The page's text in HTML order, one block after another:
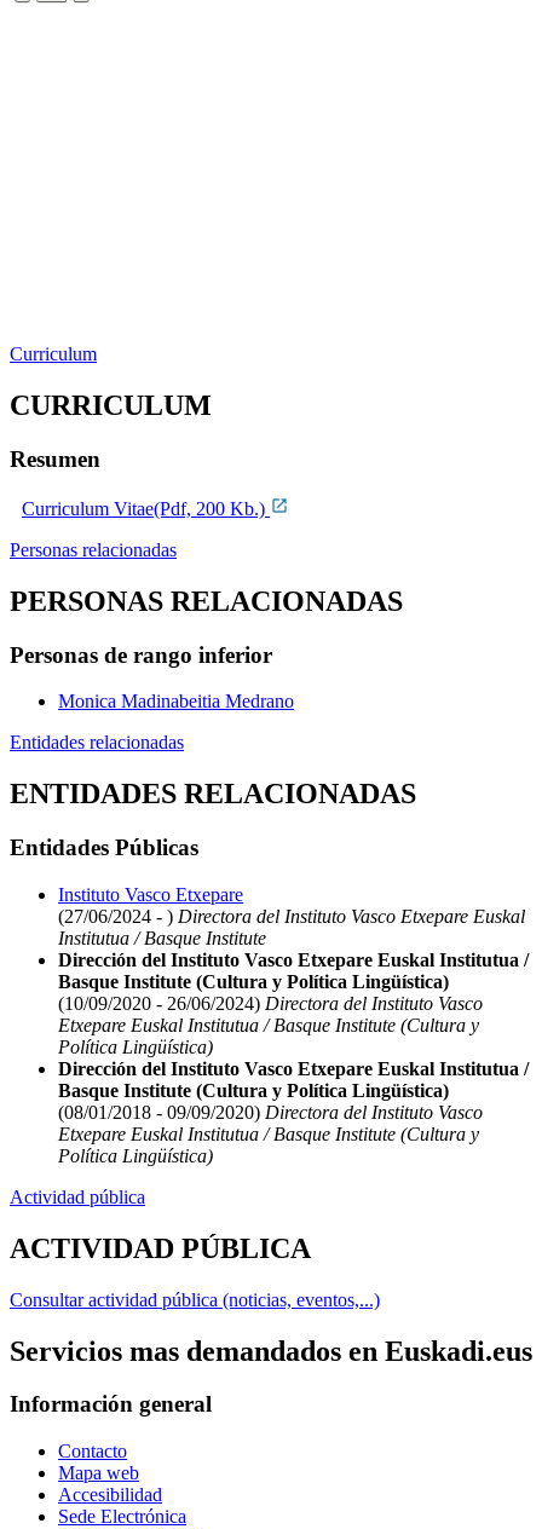
Curriculum
CURRICULUM
Resumen
Curriculum Vitae(Pdf, 200 Kb.)
Personas relacionadas
PERSONAS RELACIONADAS
Personas de rango inferior
Monica Madinabeitia Medrano
Entidades relacionadas
ENTIDADES RELACIONADAS
Entidades Públicas
Instituto Vasco Etxepare
(27/06/2024 - ) Directora del Instituto Vasco Etxepare Euskal
Institutua / Basque Institute
Dirección del Instituto Vasco Etxepare Euskal Institutua /
Basque Institute (Cultura y Política Lingüística)
(10/09/2020 - 26/06/2024) Directora del Instituto Vasco
Etxepare Euskal Institutua / Basque Institute (Cultura y
Política Lingüística)
Dirección del Instituto Vasco Etxepare Euskal Institutua /
Basque Institute (Cultura y Política Lingüística)
(08/01/2018 - 09/09/2020) Directora del Instituto Vasco
Etxepare Euskal Institutua / Basque Institute (Cultura y
Política Lingüística)
Actividad pública
ACTIVIDAD PÚBLICA
Consultar actividad pública (noticias, eventos,...)
Servicios mas demandados en Euskadi.eus
Información general
Contacto
Mapa web
Accesibilidad
Sede Electrónica